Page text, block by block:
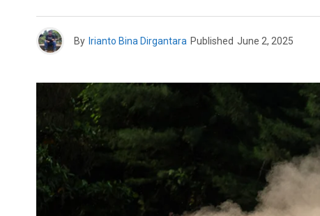
By Irianto Bina Dirgantara Published June 2, 2025